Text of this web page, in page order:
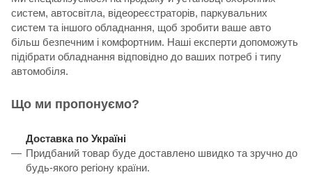
систем, автосвітла, відеореєстраторів, паркувальних
систем та іншого обладнання, щоб зробити ваше авто
більш безпечним і комфортним. Наші експерти допоможуть
підібрати обладнання відповідно до ваших потреб і типу
автомобіля.
Що ми пропонуємо?
Доставка по Україні
Придбаний товар буде доставлено швидко та зручно до
будь-якого регіону країни.